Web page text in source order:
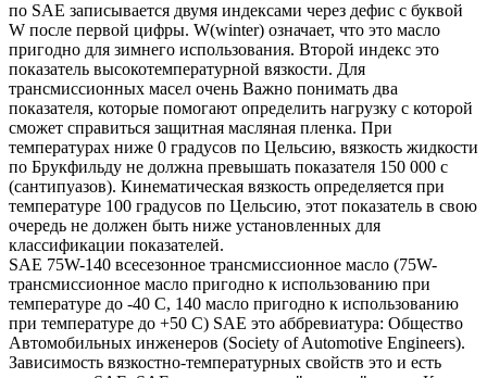
по SAE записывается двумя индексами через дефис с буквой
W после первой цифры. W(winter) означает, что это масло
пригодно для зимнего использования. Второй индекс это
показатель высокотемпературной вязкости. Для
трансмиссионных масел очень Важно понимать два
показателя, которые помогают определить нагрузку с которой
сможет справиться защитная масляная пленка. При
температурах ниже 0 градусов по Цельсию, вязкость жидкости
по Брукфильду не должна превышать показателя 150 000 с
(сантипуазов). Кинематическая вязкость определяется при
температуре 100 градусов по Цельсию, этот показатель в свою
очередь не должен быть ниже установленных для
классификации показателей.
SAE 75W-140 всесезонное трансмиссионное масло (75W-
трансмиссионное масло пригодно к использованию при
температуре до -40 С, 140 масло пригодно к использованию
при температуре до +50 С) SAE это аббревиатура: Общество
Автомобильных инженеров (Society of Automotive Engineers).
Зависимость вязкостно-температурных свойств это и есть